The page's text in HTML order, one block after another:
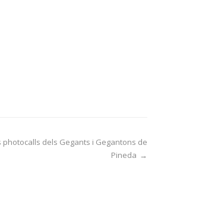
dels Gegants i Gegantons de
Pineda →